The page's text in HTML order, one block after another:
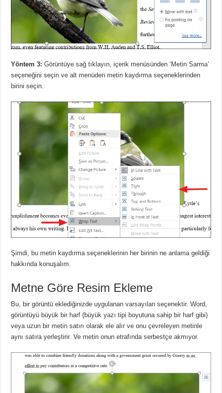
Yöntem 3: Görüntüye sağ tıklayın, içerik menüsünden ‘Metin Sarma’
seçeneğini seçin ve alt menüden metin kaydırma seçeneklerinden
birini seçin.
Şimdi, bu metin kaydırma seçeneklerinin her birinin ne anlama geldiği
hakkında konuşalım.
Metne Göre Resim Ekleme
Bu, bir görüntü eklediğinizde uygulanan varsayılan seçenektir.Word,
görüntüyü büyük bir harf (büyük yazı tipi boyutuna sahip bir harf gibi)
veya uzun bir metin satırı olarak ele alır ve onu çevreleyen metinle
aynı satıra yerleştirir.Ve metin onun etrafında serbestçe akmıyor.